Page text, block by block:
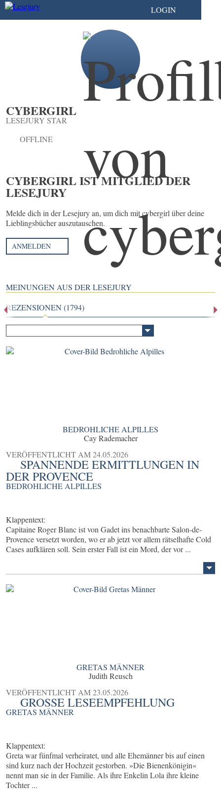
LOGIN
CYBERGIRL
LESEJURY STAR
OFFLINE
CYBERGIRL IST MITGLIED DER
LESEJURY
Melde dich in der Lesejury an, um dich mit cybergirl über deine
Lieblingsbücher auszutauschen.
ANMELDEN
MEINUNGEN AUS DER LESEJURY
REZENSIONEN (1794)
BEDROHLICHE ALPILLES
Cay Rademacher
VERÖFFENTLICHT AM24.05.2026
SPANNENDE ERMITTLUNGEN IN
DER PROVENCE
BEDROHLICHE ALPILLES
Klappentext:
Capitaine Roger Blanc ist von Gadet ins benachbarte Salon-de-
Provence versetzt worden, wo er ab jetzt vor allem rätselhafte Cold
Cases aufklären soll. Sein erster Fall ist ein Mord, der vor ...
GRETAS MÄNNER
Judith Reusch
VERÖFFENTLICHT AM23.05.2026
GROSSE LESEEMPFEHLUNG
GRETAS MÄNNER
Klappentext:
Greta war fünfmal verheiratet, und alle Ehemänner bis auf einen
sind kurz nach der Hochzeit gestorben. »Die Bienenkönigin«
nennt man sie in der Familie. Als ihre Enkelin Lola ihre kleine
Tochter ...